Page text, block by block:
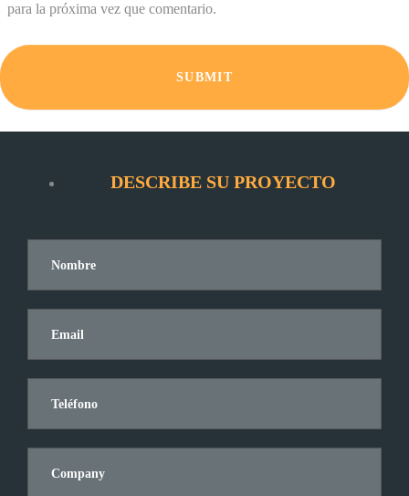
para la próxima vez que comentario.
SUBMIT
DESCRIBE SU PROYECTO